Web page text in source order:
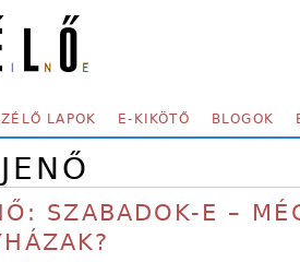
LAPOK E-KIKÖTŐ BLOGOK
SZABADOK-E –